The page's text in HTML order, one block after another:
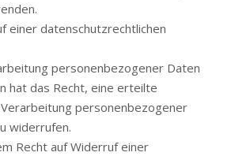
einer datenschutzrechtlichen
personenbezogener Daten
hat das Recht, eine erteilte
Verarbeitung personenbezogener
widerrufen.
Recht auf Widerruf einer